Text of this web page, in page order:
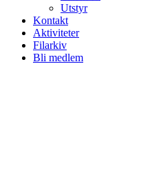
Utstyr
Kontakt
Aktiviteter
Filarkiv
Bli medlem